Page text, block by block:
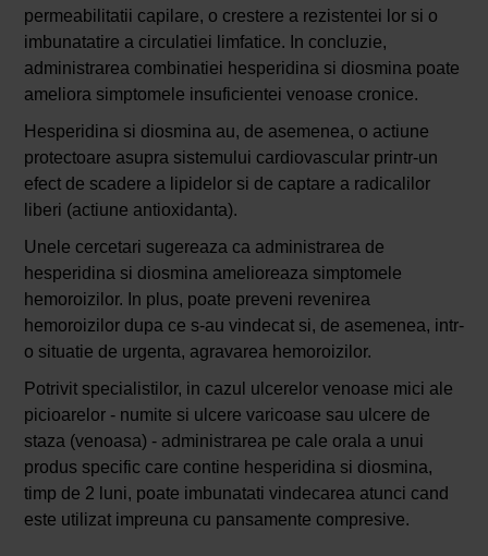
permeabilitatii capilare, o crestere a rezistentei lor si o
imbunatatire a circulatiei limfatice. In concluzie,
administrarea combinatiei hesperidina si diosmina poate
ameliora simptomele insuficientei venoase cronice.
Hesperidina si diosmina au, de asemenea, o actiune
protectoare asupra sistemului cardiovascular printr-un
efect de scadere a lipidelor si de captare a radicalilor
liberi (actiune antioxidanta).
Unele cercetari sugereaza ca administrarea de
hesperidina si diosmina amelioreaza simptomele
hemoroizilor. In plus, poate preveni revenirea
hemoroizilor dupa ce s-au vindecat si, de asemenea, intr-
o situatie de urgenta, agravarea hemoroizilor.
Potrivit specialistilor, in cazul ulcerelor venoase mici ale
picioarelor - numite si ulcere varicoase sau ulcere de
staza (venoasa) - administrarea pe cale orala a unui
produs specific care contine hesperidina si diosmina,
timp de 2 luni, poate imbunatati vindecarea atunci cand
este utilizat impreuna cu pansamente compresive.